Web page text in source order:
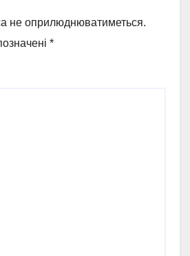
не оприлюднюватиметься.
*